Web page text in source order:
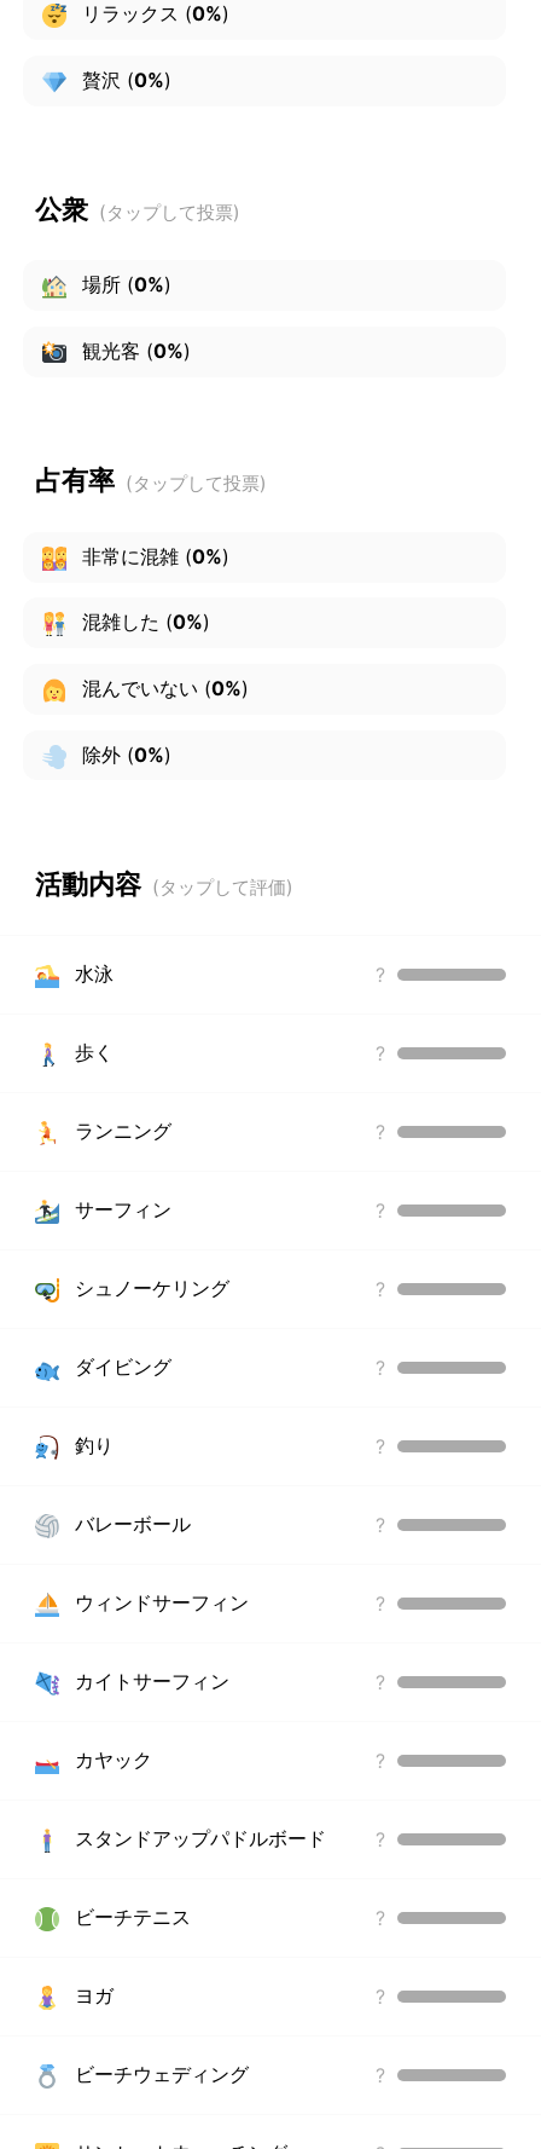
リラックス (0%)
贅沢 (0%)
公衆
場所(0%)
観光客 (0%)
占有率
非常に混雑(0%)
混雑した (0%)
混んでいない (0%)
除外(0%)
活動内容
水泳 ?
歩く ?
ランニング ?
サーフィン ?
シュノーケリング ?
ダイビング ?
釣り ?
バレーボール ?
ウィンドサーフィン ?
カイトサーフィン ?
カヤック ?
スタンドアップパドルボード ?
ビーチテニス ?
ヨガ ?
ビーチウェディング ?